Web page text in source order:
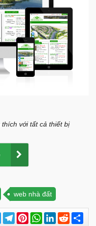
với tất cả thiết bị
web nhà đất
TwitterTelegramPinterestWhatsApp
LinkedInReddit